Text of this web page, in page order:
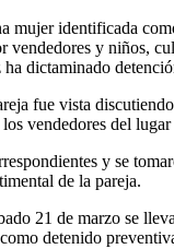
identificada
y niños,
dictaminado
fue vista
vendedores del
y se
de la pareja.
21 de marzo se
detenido